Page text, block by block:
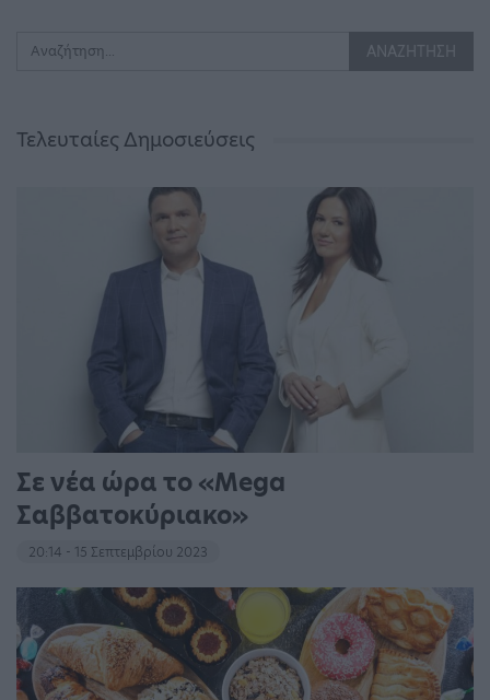
Τελευταίες Δημοσιεύσεις
Σε νέα ώρα το «Mega
Σαββατοκύριακο»
20:14 - 15 Σεπτεμβρίου 2023